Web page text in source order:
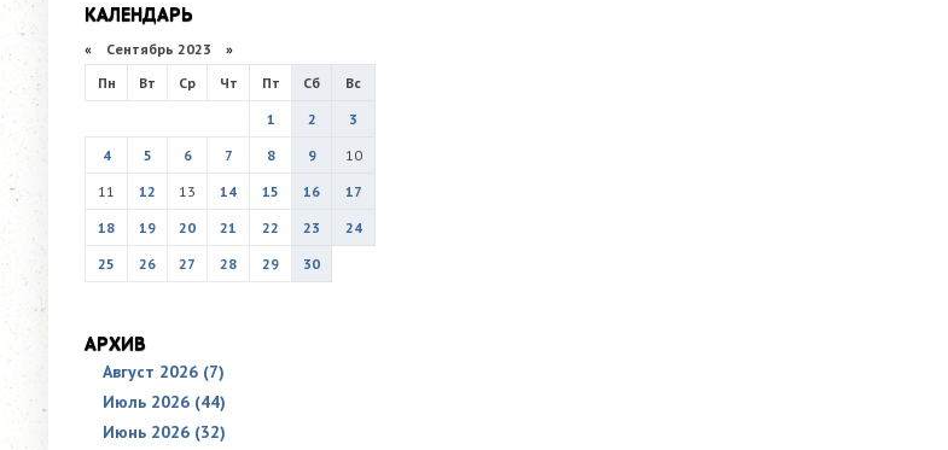
КАЛЕНДАРЬ
« Сентябрь 2023 »
Пн
Вт Ср Чт Пт Сб
Вс
1
2
3
4
5 6 7 8 9
10
11
12 13 14 15 16
17
18
19 20 21 22 23
24
25
26 27 28 29 30
АРХИВ
Август 2026 (7)
Июль 2026 (44)
Июнь 2026 (32)